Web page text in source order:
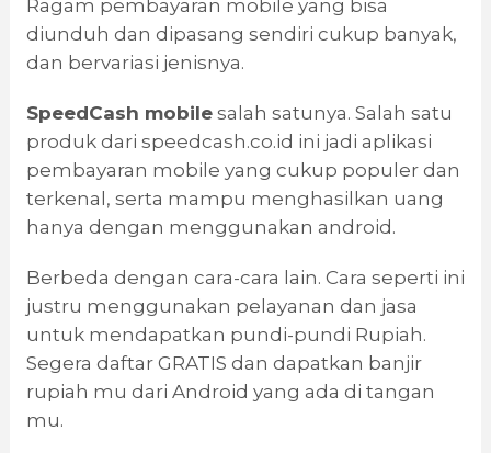
Ragam pembayaran mobile yang bisa
diunduh dan dipasang sendiri cukup banyak,
dan bervariasi jenisnya.
SpeedCash mobilesalah satunya. Salah satu
produk dari speedcash.co.id ini jadi aplikasi
pembayaran mobile yang cukup populer dan
terkenal, serta mampu menghasilkan uang
hanya dengan menggunakan android.
Berbeda dengan cara-cara lain. Cara seperti ini
justru menggunakan pelayanan dan jasa
untuk mendapatkan pundi-pundi Rupiah.
Segera daftar GRATIS dan dapatkan banjir
rupiah mu dari Android yang ada di tangan
mu.